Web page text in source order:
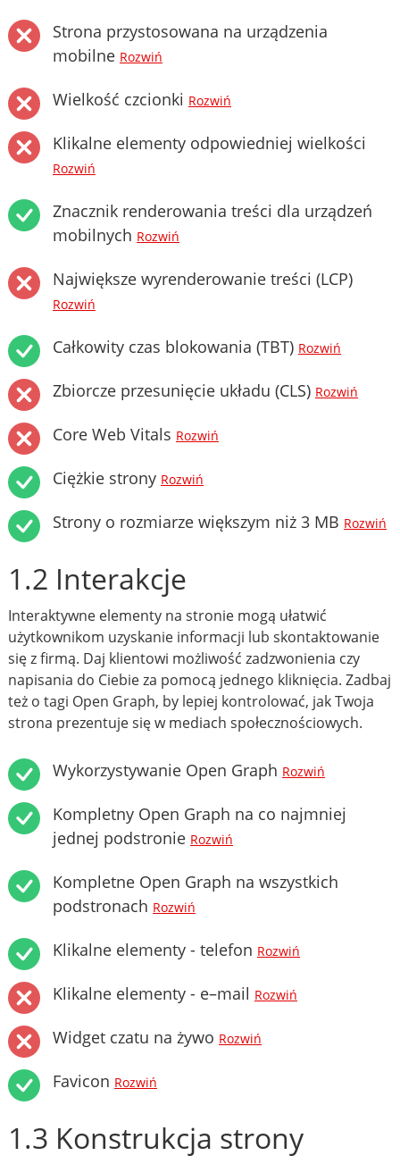
Strona przystosowana na urządzenia
mobilne Rozwiń
Wielkość czcionki Rozwiń
Klikalne elementy odpowiedniej wielkości
Rozwiń
Znacznik renderowania treści dla urządzeń
mobilnych Rozwiń
Największe wyrenderowanie treści (LCP)
Rozwiń
Całkowity czas blokowania (TBT) Rozwiń
Zbiorcze przesunięcie układu (CLS) Rozwiń
Core Web Vitals Rozwiń
Ciężkie strony Rozwiń
Strony o rozmiarze większym niż 3 MB Rozwiń
1.2 Interakcje
Interaktywne elementy na stronie mogą ułatwić
użytkownikom uzyskanie informacji lub skontaktowanie
się z firmą. Daj klientowi możliwość zadzwonienia czy
napisania do Ciebie za pomocą jednego kliknięcia. Zadbaj
też o tagi Open Graph, by lepiej kontrolować, jak Twoja
strona prezentuje się w mediach społecznościowych.
Wykorzystywanie Open Graph Rozwiń
Kompletny Open Graph na co najmniej
jednej podstronie Rozwiń
Kompletne Open Graph na wszystkich
podstronach Rozwiń
Klikalne elementy - telefon Rozwiń
Klikalne elementy - e–mail Rozwiń
Widget czatu na żywo Rozwiń
Favicon Rozwiń
1.3 Konstrukcja strony